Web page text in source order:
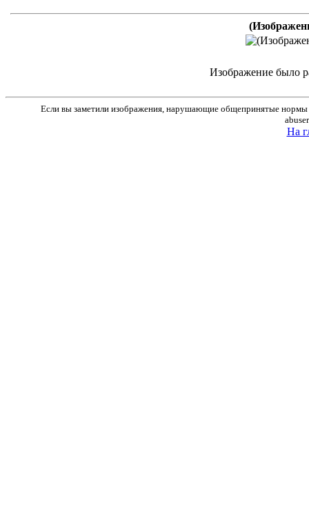
Изображение было
Если вы заметили изображения, нарушающие общепринятые нормы
На